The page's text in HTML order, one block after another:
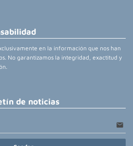
en la información que nos han
No garantizamos la integridad, exactitud y
de noticias
email